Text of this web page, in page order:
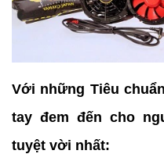
Với những Tiêu
tay đem đến cho
tuyệt vời nhất: